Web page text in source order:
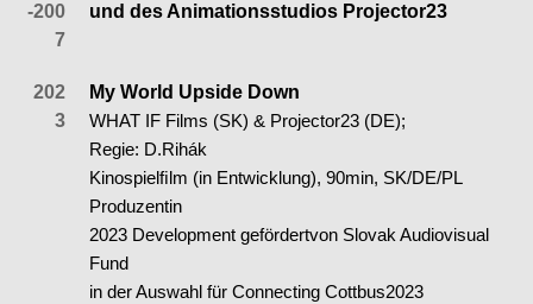
-200
7
und des Animationsstudios Projector23
202
3
My World Upside Down
WHAT IF Films (SK) & Projector23 (DE);
Regie: D.Rihák
Kinospielﬁlm (in Entwicklung), 90min, SK/DE/PL
Produzentin
2023 Development gefördertvon Slovak Audiovisual
Fund
in der Auswahl für Connecting Cottbus2023